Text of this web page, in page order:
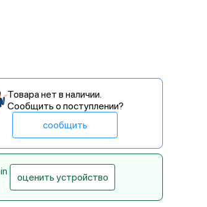
Товара нет в наличии.
Сообщить о поступлении?
сообщить
оценить устройство